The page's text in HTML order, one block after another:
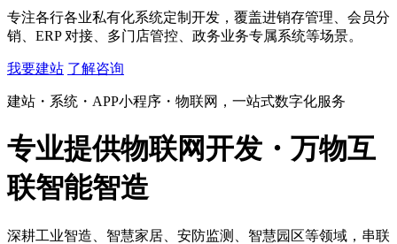
专注各行各业私有化系统定制开发，覆盖进销存管理、会员分
销、ERP 对接、多门店管控、政务业务专属系统等场景。
我要建站 了解咨询
建站・系统・APP小程序・物联网，一站式数字化服务
专业提供物联网开发・万物互
联智能智造
深耕工业智造、智慧家居、安防监测、智慧园区等领域，串联